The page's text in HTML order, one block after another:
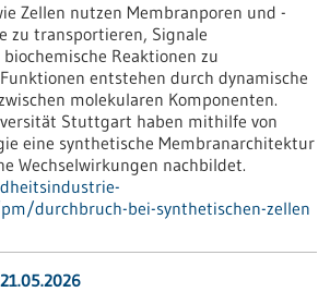
Zellen nutzen Membranporen und -
zu transportieren, Signale
Reaktionen zu
entstehen durch dynamische
molekularen Komponenten.
Stuttgart haben mithilfe von
eine synthetische Membranarchitektur
Wechselwirkungen nachbildet.
durchbruch-bei-synthetischen-zellen